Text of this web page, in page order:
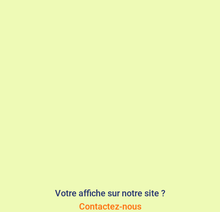
Votre affiche sur notre site ?
Contactez-nous